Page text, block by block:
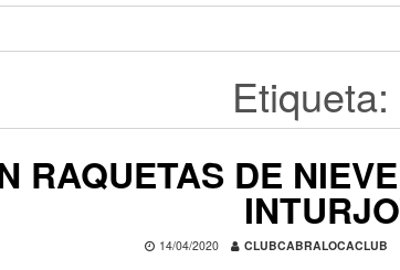
Etiqueta:
RAQUETAS DE
14/04/2020 CLUBCABRALOCACLUB